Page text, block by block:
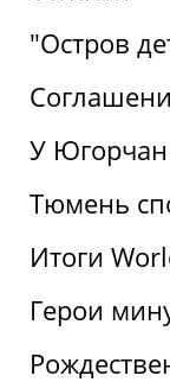
"Остров
У Югорчан
Тюмень
Итоги
Герои